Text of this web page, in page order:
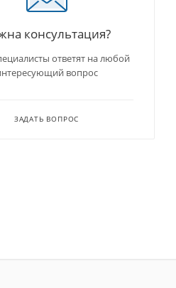
консультация?
ответят на любой
вопрос
ЗАДАТЬ ВОПРОС